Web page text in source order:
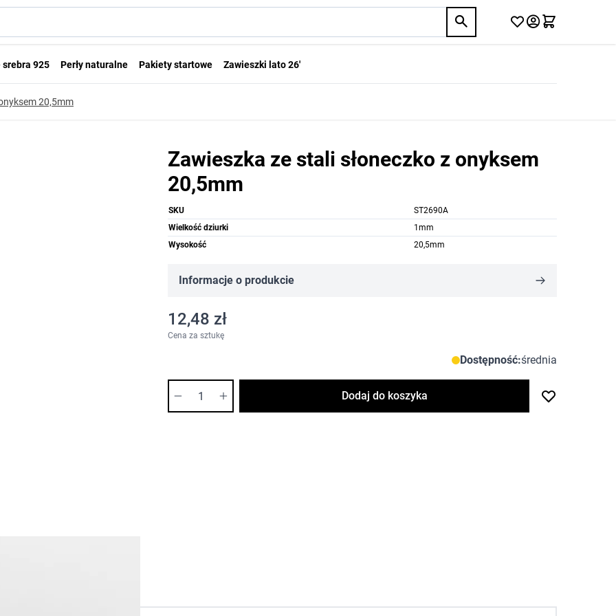
srebra 925 Perły naturalne Pakiety startowe Zawieszki lato 26'
20,5mm
Zawieszka ze stali słoneczko z onyksem
20,5mm
SKU
ST2690A
Wielkość dziurki
1mm
Wysokość
20,5mm
Informacje o produkcie
12,48 zł
Cena za sztukę
Dostępność:średnia
Dodaj do koszyka